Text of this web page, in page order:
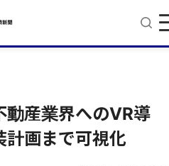
動産業界へのVR導
計画まで可視化